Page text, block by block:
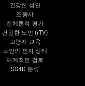
건강한 성인
조종사
전체론적 평가
건강한 노인 (iTV)
고령자 교육
노인의 인지 상태
체계적인 검토
SG4D 분류